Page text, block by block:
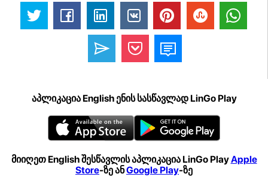
აპლიკაცია English ენის სასწავლად LinGo Play
მიიღეთ English შესწავლის აპლიკაცია LinGo PlayApple
Store-ზე ანGoogle Play-ზე